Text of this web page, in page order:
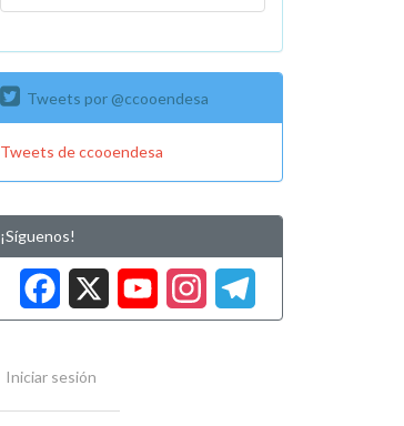
Tweets por @ccooendesa
Tweets de ccooendesa
¡Síguenos!
Facebook
XYouTube
Iniciar sesión